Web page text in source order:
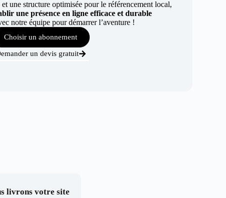
une structure optimisée pour le référencement local,
une présence en ligne efficace et durable
notre équipe pour démarrer l’aventure !
Choisir un abonnement
un devis gratuit
livrons votre site